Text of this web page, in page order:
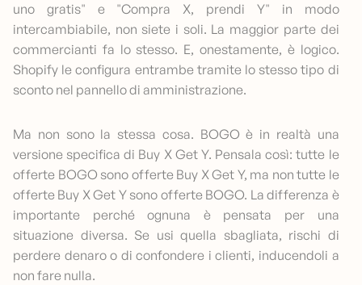
uno gratis" e "Compra X, prendi Y" in modo
intercambiabile, non siete i soli. La maggior parte dei
commercianti fa lo stesso. E, onestamente, è logico.
Shopify le configura entrambe tramite lo stesso tipo di
sconto nel pannello di amministrazione.
Ma non sono la stessa cosa. BOGO è in realtà una
versione specifica di Buy X Get Y. Pensala così: tutte le
offerte BOGO sono offerte Buy X Get Y, ma non tutte le
offerte Buy X Get Y sono offerte BOGO. La differenza è
importante perché ognuna è pensata per una
situazione diversa. Se usi quella sbagliata, rischi di
perdere denaro o di confondere i clienti, inducendoli a
non fare nulla.